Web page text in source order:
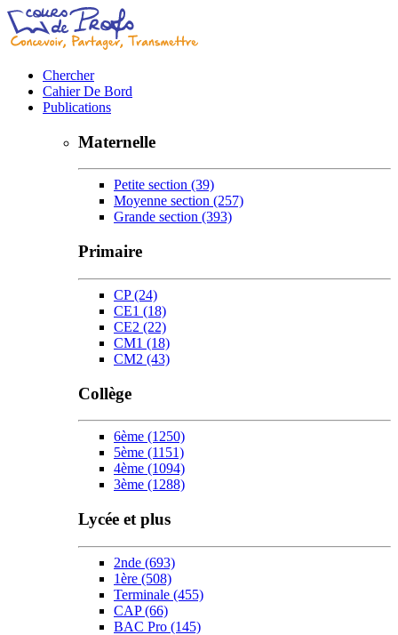
Chercher
Cahier De Bord
Publications
Maternelle
Petite section (39)
Moyenne section (257)
Grande section (393)
Primaire
CP(24)
CE1 (18)
CE2 (22)
CM1 (18)
CM2 (43)
Collège
6ème (1250)
5ème (1151)
4ème (1094)
3ème (1288)
Lycée et plus
2nde (693)
1ère (508)
Terminale (455)
CAP(66)
BAC Pro (145)